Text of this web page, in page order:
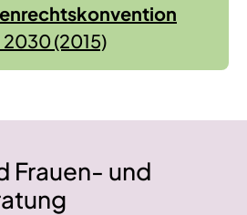
(2015)
Frauen- und